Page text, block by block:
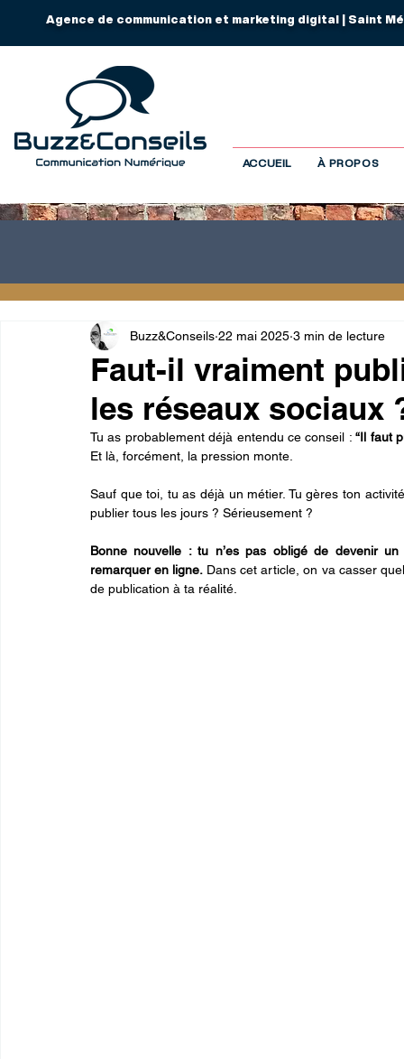
Agence de communication et marketing digital | Saint
ACCUEIL À PROPOS
Faut-il vraiment
les réseaux sociaux
Buzz&Conseils 22 mai 2025 3 min de lecture
Tu as probablement déjà entendu ce conseil :
Et là, forcément, la pression monte.
Sauf que toi, tu as déjà un métier. Tu gères ton
publier tous les jours ? Sérieusement ?
Bonne nouvelle : tu n’es pas obligé de devenir
remarquer en ligne. Dans cet article, on va casser
de publication à ta réalité.